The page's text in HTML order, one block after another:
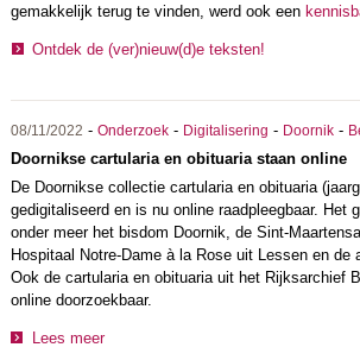
gemakkelijk terug te vinden, werd ook een
Ontdek de (ver)nieuw(d)e teksten!
08/11/2022 - Onderzoek- Digitalisering - Doornik-
Doornikse cartularia en obituaria staan online
De Doornikse collectie cartularia en obituaria
gedigitaliseerd en is nu online raadpleegbaar. Het
onder meer het bisdom Doornik, de Sint-
Hospitaal Notre-Dame à la Rose uit Lessen en de
Ook de cartularia en obituaria uit het Rijksarchief
online doorzoekbaar.
Lees meer